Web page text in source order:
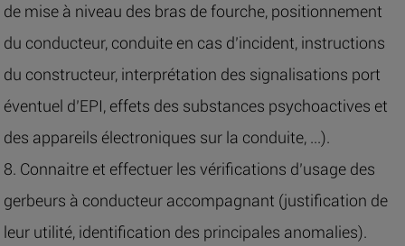
de mise à niveau des bras de fourche, positionnement
du conducteur, conduite en cas d’incident, instructions
du constructeur, interprétation des signalisations port
éventuel d’EPI, effets des substances psychoactives et
des appareils électroniques sur la conduite, ...).
8. Connaitre et effectuer les vérifications d’usage des
gerbeurs à conducteur accompagnant (justification de
leur utilité, identification des principales anomalies).